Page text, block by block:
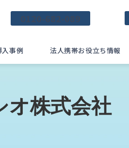
0120-682-089
入事例 法人携帯お役立ち情報
オ株式会社